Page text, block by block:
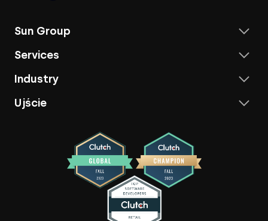
Sun Group
Services
Industry
Ujście